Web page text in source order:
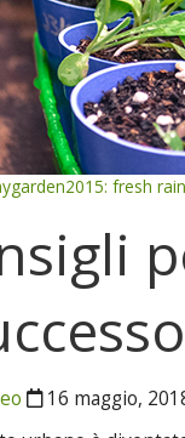
fresh
16 maggio,